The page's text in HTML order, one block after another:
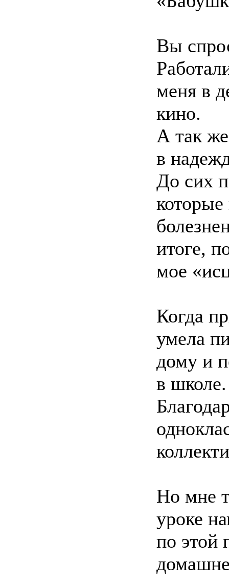
Вы
меня в
кино.
А так
в
До сих
итоге,
мое
Когда
умела
дому и
в школе.
Но мне
уроке
по этой